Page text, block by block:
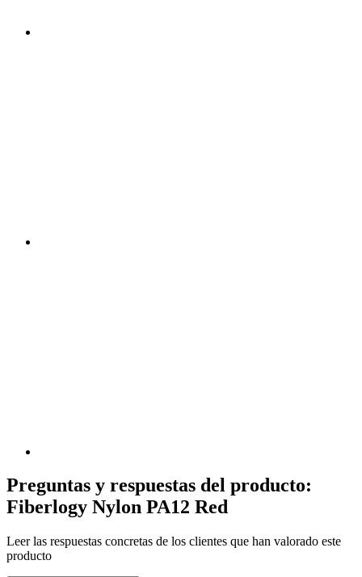
Preguntas y respuestas del producto:
Fiberlogy Nylon PA12 Red
Leer las respuestas concretas de los clientes que han valorado este
producto